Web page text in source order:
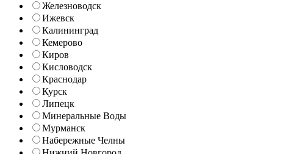
Железноводск
Ижевск
Калининград
Кемерово
Киров
Кисловодск
Краснодар
Курск
Липецк
Минеральные Воды
Мурманск
Набережные Челны